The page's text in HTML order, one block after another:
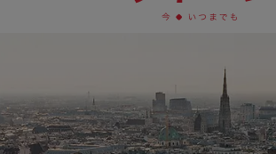
へ
ジ
の
ト
非
表
示